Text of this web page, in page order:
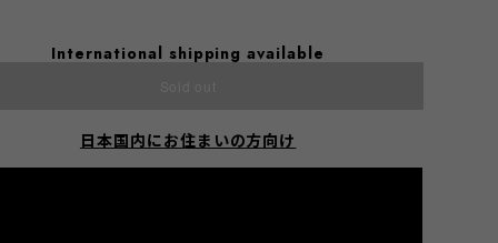
International shipping available
日本国内にお住まいの方向け